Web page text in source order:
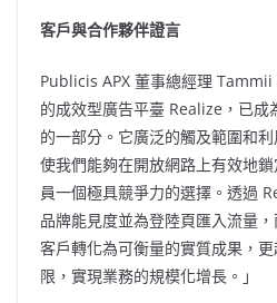
客戶與合作夥伴證言
Publicis APX 董事總經理 Tammii
的成效型廣告平臺 Realize，已成
的一部分。它廣泛的觸及範圍和
使我們能夠在開放網路上有效地
員一個極具競爭力的選擇。透過
品牌能見度並為登陸頁匯入流量
客戶轉化為可衡量的實質成果，
限，實現業務的規模化增長。」